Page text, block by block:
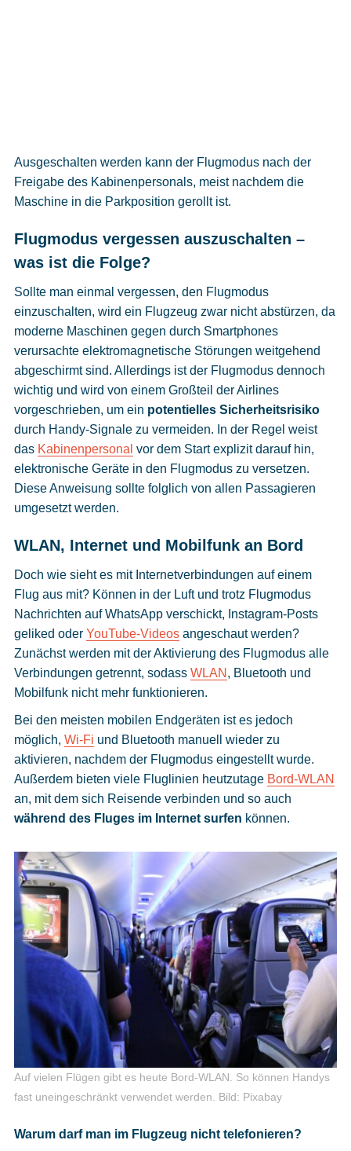
Ausgeschalten werden kann der Flugmodus nach der
Freigabe des Kabinenpersonals, meist nachdem die
Maschine in die Parkposition gerollt ist.
Flugmodus vergessen auszuschalten –
was ist die Folge?
Sollte man einmal vergessen, den Flugmodus
einzuschalten, wird ein Flugzeug zwar nicht abstürzen, da
moderne Maschinen gegen durch Smartphones
verursachte elektromagnetische Störungen weitgehend
abgeschirmt sind. Allerdings ist der Flugmodus dennoch
wichtig und wird von einem Großteil der Airlines
vorgeschrieben, um ein potentielles Sicherheitsrisiko
durch Handy-Signale zu vermeiden. In der Regel weist
das Kabinenpersonal vor dem Start explizit darauf hin,
elektronische Geräte in den Flugmodus zu versetzen.
Diese Anweisung sollte folglich von allen Passagieren
umgesetzt werden.
WLAN, Internet und Mobilfunk an Bord
Doch wie sieht es mit Internetverbindungen auf einem
Flug aus mit? Können in der Luft und trotz Flugmodus
Nachrichten auf WhatsApp verschickt, Instagram-Posts
geliked oder YouTube-Videosangeschaut werden?
Zunächst werden mit der Aktivierung des Flugmodus alle
Verbindungen getrennt, sodass WLAN , Bluetooth und
Mobilfunk nicht mehr funktionieren.
Bei den meisten mobilen Endgeräten ist es jedoch
möglich, Wi-Fi und Bluetooth manuell wieder zu
aktivieren, nachdem der Flugmodus eingestellt wurde.
Außerdem bieten viele Fluglinien heutzutage Bord-WLAN
an, mit dem sich Reisende verbinden und so auch
während des Fluges im Internet surfen können.
Auf vielen Flügen gibt es heute Bord-WLAN. So können Handys
fast uneingeschränkt verwendet werden.
Bild: Pixabay
Warum darf man im Flugzeug nicht telefonieren?